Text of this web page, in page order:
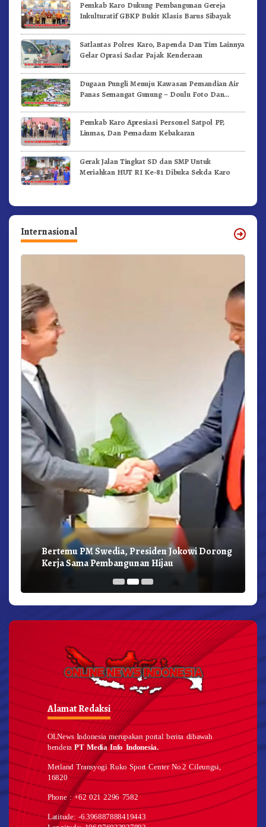
Pemkab Karo Dukung Pembangunan Gereja
Inkulturatif GBKP Bukit Klasis Barus Sibayak
Satlantas Polres Karo, Bapenda Dan Tim Lainnya
Gelar Oprasi Sadar Pajak Kenderaan
Dugaan Pungli Menuju Kawasan Pemandian Air
Panas Semangat Gunung – Doulu Foto Dan
Pemkab Karo Apresiasi Personel Satpol PP,
Linmas, Dan Pemadam Kebakaran
Gerak Jalan Tingkat SD dan SMP Untuk
Meriahkan HUT RI Ke-81 Dibuka Sekda Karo
Internasional
Bertemu PM Swedia, Presiden Jokowi Dorong
Kerja Sama Pembangunan Hijau
Alamat Redaksi
OLNews Indonesia merupakan portal berita dibawah
benderaPT Media Info Indonesia.
Metland Transyogi Ruko Sport Center No.2 Cileungsi,
16820
Phone : +62 021 2296 7582
Latitude: -6.396887888419443